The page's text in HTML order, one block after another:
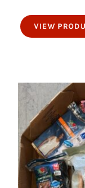
VIEW